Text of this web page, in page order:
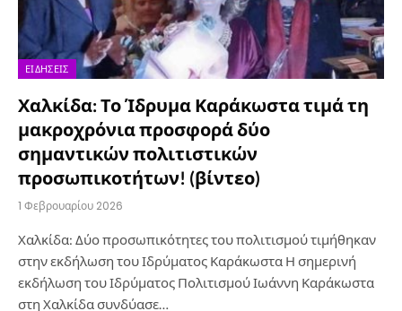
ΕΙΔΉΣΕΙΣ
Χαλκίδα: Το Ίδρυμα Καράκωστα τιμά τη
μακροχρόνια προσφορά δύο
σημαντικών πολιτιστικών
προσωπικοτήτων! (βίντεο)
1 Φεβρουαρίου 2026
Χαλκίδα: Δύο προσωπικότητες του πολιτισμού τιμήθηκαν
στην εκδήλωση του Ιδρύματος Καράκωστα Η σημερινή
εκδήλωση του Ιδρύματος Πολιτισμού Ιωάννη Καράκωστα
στη Χαλκίδα συνδύασε…